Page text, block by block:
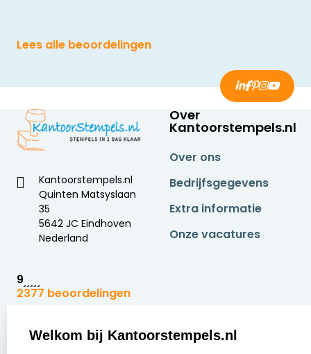
Lees alle beoordelingen
Kantoorstempels.nl
Quinten Matsyslaan
35
5642 JC Eindhoven
Nederland
9
2377 beoordelingen
Over
Kantoorstempels.nl
Over ons
Bedrijfsgegevens
Extra informatie
Onze vacatures
Zakelijk: Klantenservice:
Welkom bij Kantoorstempels.nl